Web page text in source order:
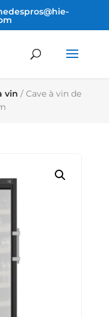
vin / Cave à vin de